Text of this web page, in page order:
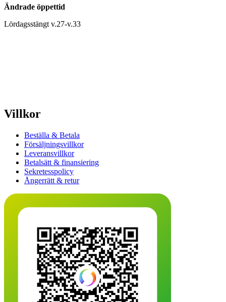
Ändrade öppettid
Lördagsstängt v.27-v.33
Villkor
Beställa & Betala
Försäljningsvillkor
Leveransvillkor
Betalsätt & finansiering
Sekretesspolicy
Ångerrätt & retur